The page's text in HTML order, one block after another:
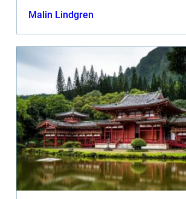
Malin Lindgren